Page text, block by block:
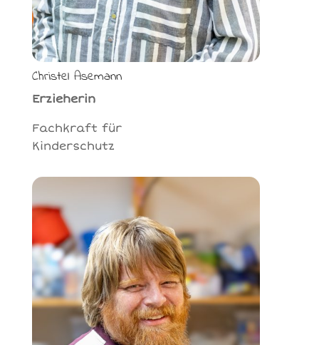
Christel Asemann
Erzieherin
Fachkraft für
Kinderschutz